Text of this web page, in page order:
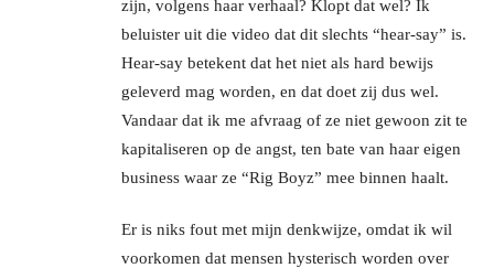
zijn, volgens haar verhaal? Klopt dat wel? Ik
beluister uit die video dat dit slechts “hear-say” is.
Hear-say betekent dat het niet als hard bewijs
geleverd mag worden, en dat doet zij dus wel.
Vandaar dat ik me afvraag of ze niet gewoon zit te
kapitaliseren op de angst, ten bate van haar eigen
business waar ze “Rig Boyz” mee binnen haalt.
Er is niks fout met mijn denkwijze, omdat ik wil
voorkomen dat mensen hysterisch worden over